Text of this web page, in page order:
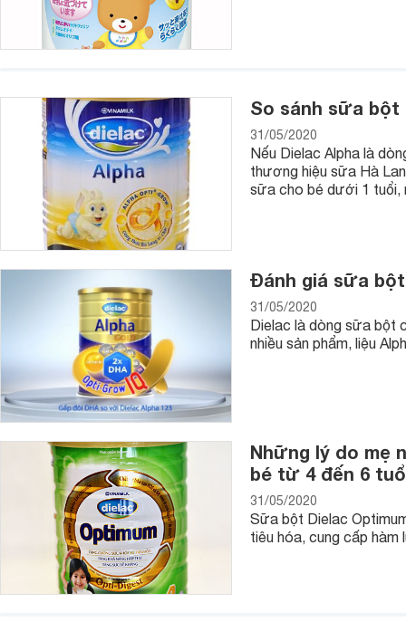
Sữa bột Dielac có đầy đủ các dòng sữa thiết kế cho trẻ sơ
Ngoài ra, còn có Dielac Mama và Dielac Optimum Mama
Sữa bột Dielac có tốt không?
Muốn biết sữa bột Dielac có tốt không, hãy tham khảo
- Vì là một sản phẩm dinh dưỡng do Việt Nam sản xuất
địa trẻ nhỏ Việt Nam. Vì vậy sẽ phù hợp nhất với hệ tiêu
- Sữa Dielac được chứng nhận đạt tiêu chuẩn dinh dưỡng
Intakes - nhu cầu dinh dưỡng khuyến nghị cho người Việt
- Hàm lượng DHA theo đúng quy định và tiêu chuẩn của
triển tối đa.
- Thành phần các chất dinh dưỡng như axít béo omega 3,
triển các tế bào thần kinh, bảo vệ võng mạc.
- Sữa bột Dielac còn có chất Cholin - thành phần vô cùng
khả năng nhận thức ở trẻ. Do đó, uống sữa bột Dielac đều
các giác quan của trẻ phát triển tối đa. Trẻ sẽ có trí não và
thế giới xung quanh tốt hơn.
So sánh sữa bột
31/05/2020
Nếu Dielac Alpha là
thương hiệu sữa Hà
sữa cho bé dưới 1 tuổi,
Đánh giá sữa bột
31/05/2020
Dielac là dòng sữa bột
nhiều sản phẩm, liệu
Những lý do mẹ
bé từ 4 đến 6
31/05/2020
Sữa bột Dielac
tiêu hóa, cung cấp